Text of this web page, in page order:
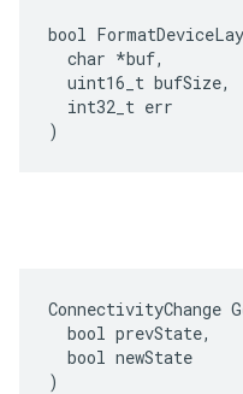
bool
  char *buf,
  uint16_t bufSize,
  int32_t err
)
ConnectivityChange
  bool prevState,
  bool newState
)